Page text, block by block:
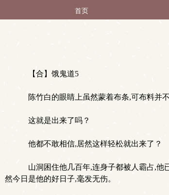
首页
【合】饿鬼道5
陈竹白的眼睛上虽然蒙着布条,可布料并
这就是出来了吗？
他都不敢相信,居然这样轻松就出来了？
山洞困住他几百年,连身子都被人霸占,他
然今日是他的好日子,毫发无伤。